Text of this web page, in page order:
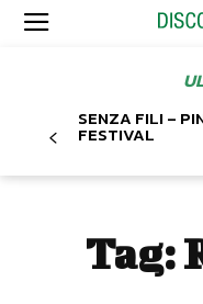
SENZA FILI –
FESTIVAL
Tag: